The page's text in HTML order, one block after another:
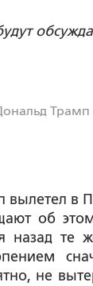
Трамп
вылетел в
об
назад те
не